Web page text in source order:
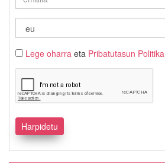
Lege oharra eta Pribatutasun Politika